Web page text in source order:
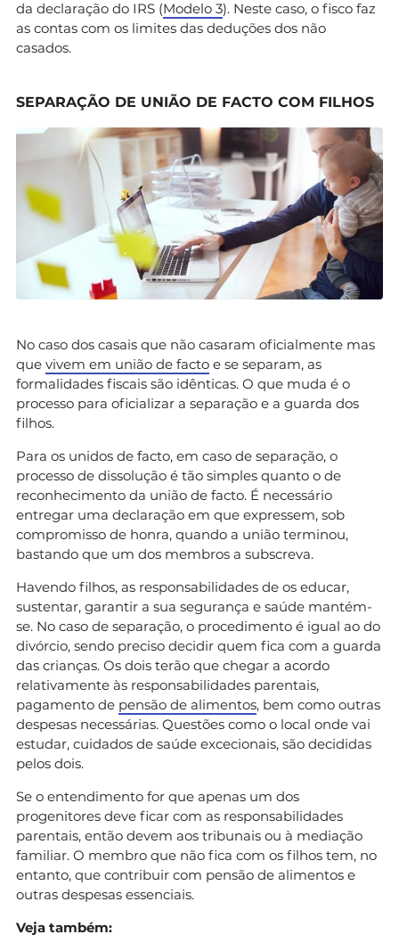
da declaração do IRS (Modelo 3). Neste caso, o fisco faz
as contas com os limites das deduções dos não
casados.
SEPARAÇÃO DE UNIÃO DE FACTO COM FILHOS
No caso dos casais que não casaram oficialmente mas
que vivem em união de facto e se separam, as
formalidades fiscais são idênticas. O que muda é o
processo para oficializar a separação e a guarda dos
filhos.
Para os unidos de facto, em caso de separação, o
processo de dissolução é tão simples quanto o de
reconhecimento da união de facto. É necessário
entregar uma declaração em que expressem, sob
compromisso de honra, quando a união terminou,
bastando que um dos membros a subscreva.
Havendo filhos, as responsabilidades de os educar,
sustentar, garantir a sua segurança e saúde mantém-
se. No caso de separação, o procedimento é igual ao do
divórcio, sendo preciso decidir quem fica com a guarda
das crianças. Os dois terão que chegar a acordo
relativamente às responsabilidades parentais,
pagamento de pensão de alimentos, bem como outras
despesas necessárias. Questões como o local onde vai
estudar, cuidados de saúde excecionais, são decididas
pelos dois.
Se o entendimento for que apenas um dos
progenitores deve ficar com as responsabilidades
parentais, então devem aos tribunais ou à mediação
familiar. O membro que não fica com os filhos tem, no
entanto, que contribuir com pensão de alimentos e
outras despesas essenciais.
Veja também: